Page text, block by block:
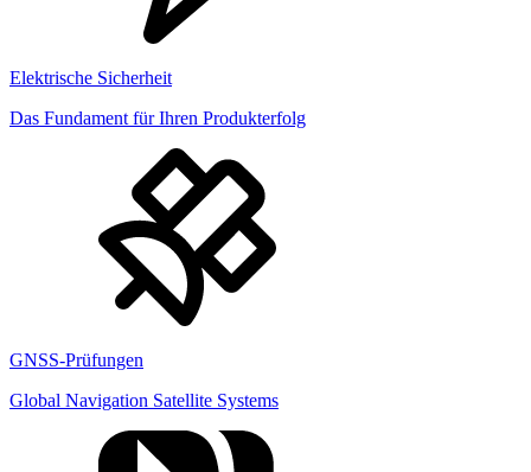
Elektrische Sicherheit
Das Fundament für Ihren Produkterfolg
GNSS-Prüfungen
Global Navigation Satellite Systems